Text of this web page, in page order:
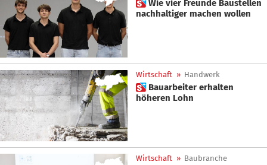
 Wie vier Freunde Baustellen
nachhaltiger machen wollen
Wirtschaft » Handwerk
 Bauarbeiter erhalten
höheren Lohn
Wirtschaft » Baubranche